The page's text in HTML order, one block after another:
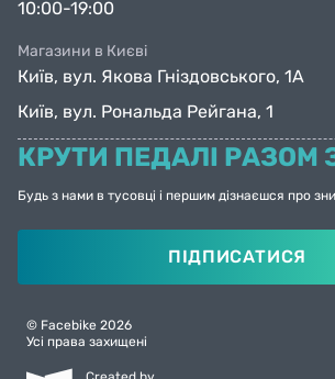
10:00-19:00
Магазини в Києві
Київ, вул. Якова Гніздовського, 1А
Київ, вул. Рональда Рейгана, 1
КРУТИ ПЕДАЛІ РАЗОМ
Будь з нами в тусовці і першим дізнаєшся про
ПІДПИСАТИСЯ
© Facebike 2026
Усі права захищені